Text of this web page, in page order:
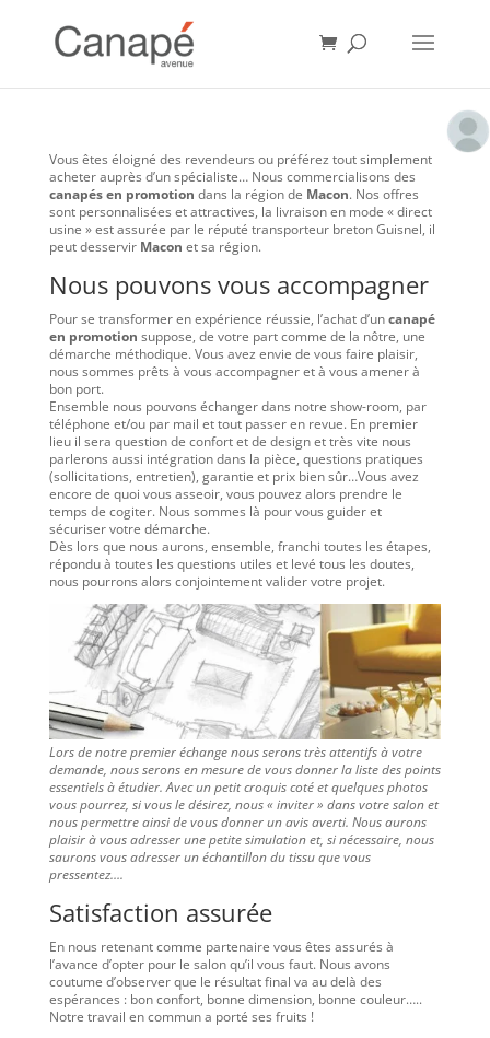
Vous êtes éloigné des revendeurs ou préférez tout simplement
acheter auprès d’un spécialiste… Nous commercialisons des
canapés en promotion dans la région de Macon. Nos offres
sont personnalisées et attractives, la livraison en mode « direct
usine » est assurée par le réputé transporteur breton Guisnel, il
peut desservir Macon et sa région.
Nous pouvons vous accompagner
Pour se transformer en expérience réussie, l’achat d’uncanapé
en promotion suppose, de votre part comme de la nôtre, une
démarche méthodique. Vous avez envie de vous faire plaisir,
nous sommes prêts à vous accompagner et à vous amener à
bon port.
Ensemble nous pouvons échanger dans notre show-room, par
téléphone et/ou par mail et tout passer en revue. En premier
lieu il sera question de confort et de design et très vite nous
parlerons aussi intégration dans la pièce, questions pratiques
(sollicitations, entretien), garantie et prix bien sûr…Vous avez
encore de quoi vous asseoir, vous pouvez alors prendre le
temps de cogiter. Nous sommes là pour vous guider et
sécuriser votre démarche.
Dès lors que nous aurons, ensemble, franchi toutes les étapes,
répondu à toutes les questions utiles et levé tous les doutes,
nous pourrons alors conjointement valider votre projet.
Lors de notre premier échange nous serons très attentifs à votre
demande, nous serons en mesure de vous donner la liste des points
essentiels à étudier. Avec un petit croquis coté et quelques photos
vous pourrez, si vous le désirez, nous « inviter » dans votre salon et
nous permettre ainsi de vous donner un avis averti. Nous aurons
plaisir à vous adresser une petite simulation et, si nécessaire, nous
saurons vous adresser un échantillon du tissu que vous
pressentez….
Satisfaction assurée
En nous retenant comme partenaire vous êtes assurés à
l’avance d’opter pour le salon qu’il vous faut. Nous avons
coutume d’observer que le résultat final va au delà des
espérances : bon confort, bonne dimension, bonne couleur…..
Notre travail en commun a porté ses fruits !